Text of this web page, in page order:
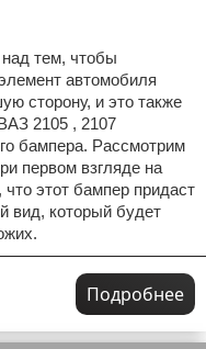
тем, чтобы
автомобиля
сторону, и это также
2105 , 2107
бампера. Рассмотрим
первом взгляде на
этот бампер придаст
вид, который будет
Подробнее